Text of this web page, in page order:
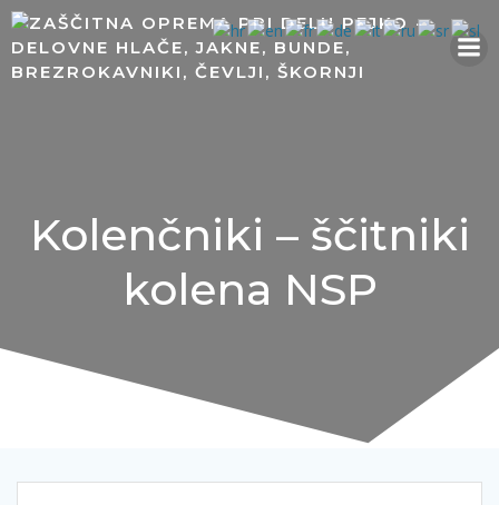
Skip
to
content
Kolenčniki – ščitniki
kolena NSP